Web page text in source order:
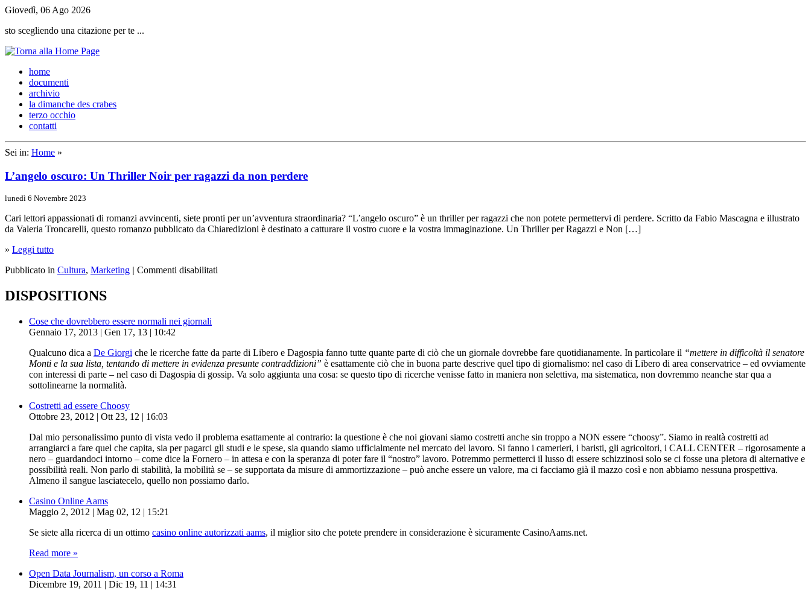
Giovedì, 06 Ago 2026
sto scegliendo una citazione per te ...
home
documenti
archivio
la dimanche des crabes
terzo occhio
contatti
Sei in: Home »
L’angelo oscuro: Un Thriller Noir per ragazzi da non perdere
lunedì 6 Novembre 2023
Cari lettori appassionati di romanzi avvincenti, siete pronti per un’avventura straordinaria? “L’angelo oscuro” è un thriller per ragazzi che non potete permettervi di perdere. Scritto da Fabio Mascagna e illustrato
da Valeria Troncarelli, questo romanzo pubblicato da Chiaredizioni è destinato a catturare il vostro cuore e la vostra immaginazione. Un Thriller per Ragazzi e Non […]
» Leggi tutto
Pubblicato in Cultura, Marketing | Commenti disabilitati
DISPOSITIONS
Cose che dovrebbero essere normali nei giornali
Gennaio 17, 2013 | Gen 17, 13 | 10:42
Qualcuno dica a De Giorgi che le ricerche fatte da parte di Libero e Dagospia fanno tutte quante parte di ciò che un giornale dovrebbe fare quotidianamente. In particolare il “mettere in difficoltà il senatore
Monti e la sua lista, tentando di mettere in evidenza presunte contraddizioni” è esattamente ciò che in buona parte descrive quel tipo di giornalismo: nel caso di Libero di area conservatrice – ed ovviamente
con interessi di parte – nel caso di Dagospia di gossip. Va solo aggiunta una cosa: se questo tipo di ricerche venisse fatto in maniera non selettiva, ma sistematica, non dovremmo neanche star qua a
sottolinearne la normalità.
Costretti ad essere Choosy
Ottobre 23, 2012 | Ott 23, 12 | 16:03
Dal mio personalissimo punto di vista vedo il problema esattamente al contrario: la questione è che noi giovani siamo costretti anche sin troppo a NON essere “choosy”. Siamo in realtà costretti ad
arrangiarci a fare quel che capita, sia per pagarci gli studi e le spese, sia quando siamo ufficialmente nel mercato del lavoro. Si fanno i camerieri, i baristi, gli agricoltori, i CALL CENTER – rigorosamente a
nero – guardandoci intorno – come dice la Fornero – in attesa e con la speranza di poter fare il “nostro” lavoro. Potremmo permetterci il lusso di essere schizzinosi solo se ci fosse una pletora di alternative e
possibilità reali. Non parlo di stabilità, la mobilità se – se supportata da misure di ammortizzazione – può anche essere un valore, ma ci facciamo già il mazzo così e non abbiamo nessuna prospettiva.
Almeno il sangue lasciatecelo, quello non possiamo darlo.
Casino Online Aams
Maggio 2, 2012 | Mag 02, 12 | 15:21
Se siete alla ricerca di un ottimo casino online autorizzati aams, il miglior sito che potete prendere in considerazione è sicuramente CasinoAams.net.
Read more »
Open Data Journalism, un corso a Roma
Dicembre 19, 2011 | Dic 19, 11 | 14:31